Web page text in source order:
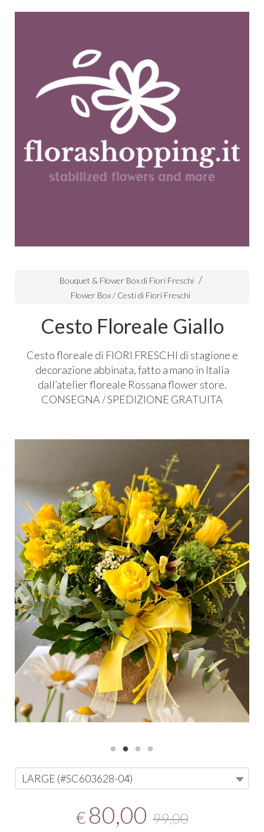
Bouquet & Flower Box di Fiori Freschi
Flower Box / Cesti di Fiori Freschi
Cesto Floreale Giallo
Cesto floreale di FIORI FRESCHI di stagione e
decorazione abbinata, fatto a mano in Italia
dall’atelier floreale Rossana flower store.
CONSEGNA/SPEDIZIONE GRATUITA
LARGE (#SC603628-04)
€ 80,00 99,00